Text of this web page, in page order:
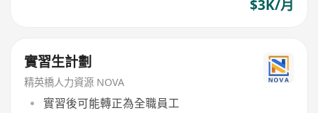
$3K/月
實習生計劃
精英橋人力資源 NOVA
實習後可能轉正為全職員工